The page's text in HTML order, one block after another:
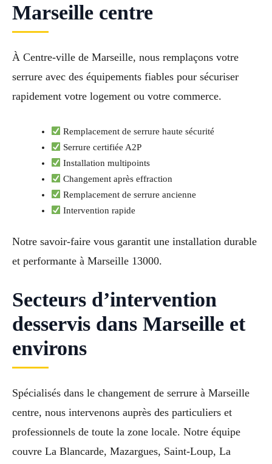
Marseille centre
À Centre-ville de Marseille, nous remplaçons votre
serrure avec des équipements fiables pour sécuriser
rapidement votre logement ou votre commerce.
Remplacement de serrure haute sécurité
Serrure certifiée A2P
Installation multipoints
Changement après effraction
Remplacement de serrure ancienne
Intervention rapide
Notre savoir-faire vous garantit une installation durable
et performante à Marseille 13000.
Secteurs d’intervention
desservis dans Marseille et
environs
Spécialisés dans le changement de serrure à Marseille
centre, nous intervenons auprès des particuliers et
professionnels de toute la zone locale. Notre équipe
couvre La Blancarde, Mazargues, Saint-Loup, La